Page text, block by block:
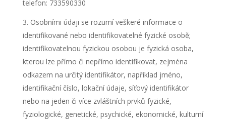
telefon: 733590330
Osobními údaji se rozumí veškeré informace o
identifikované nebo identifikovatelné fyzické osobě;
identifikovatelnou fyzickou osobou je fyzická osoba,
kterou lze přímo či nepřímo identifikovat, zejména
odkazem na určitý identifikátor, například jméno,
identifikační číslo, lokační údaje, síťový identifikátor
nebo na jeden či více zvláštních prvků fyzické,
fyziologické, genetické, psychické, ekonomické, kulturní
pro
webových
stránek.
Statistiky
Abychom
mohli
zlepšovat